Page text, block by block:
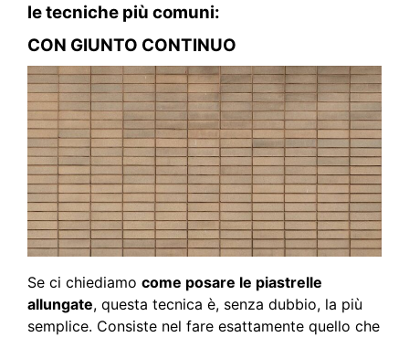
le tecniche più comuni:
CON GIUNTO CONTINUO
Se ci chiediamo come posare le piastrelle
allungate, questa tecnica è, senza dubbio, la più
semplice. Consiste nel fare esattamente quello che